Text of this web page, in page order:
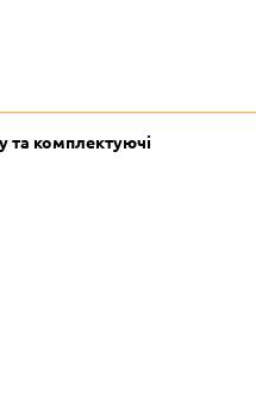
та комплектуючі